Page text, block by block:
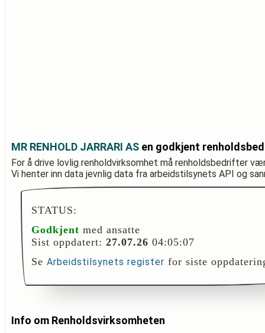
MR RENHOLD JARRARI AS en godkjent
For å drive lovlig renholdvirksomhet må renholdsbedrifter
Vi henter inn data jevnlig data fra arbeidstilsynets API og
STATUS:
Godkjent med ansatte
Sist oppdatert: 27.07.26 04:05:07
Se Arbeidstilsynets register for siste
Info om Renholdsvirksomheten